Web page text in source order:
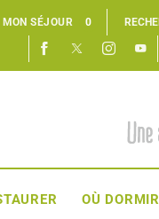
MON SÉJOUR 0
OÙ DORMIR